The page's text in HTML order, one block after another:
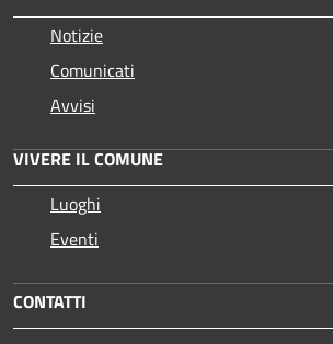
Notizie
Comunicati
Avvisi
VIVERE IL COMUNE
Luoghi
Eventi
CONTATTI